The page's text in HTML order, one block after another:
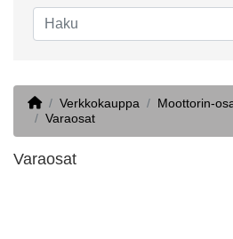
HomeVerkkokauppa Moottorin-
Varaosat
Varaosat